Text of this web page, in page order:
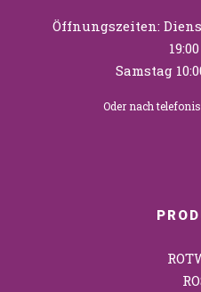
Öffnungszeiten:
Samstag
Oder nach